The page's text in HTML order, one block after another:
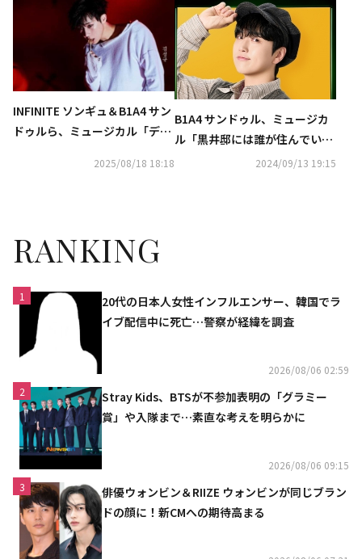
INFINITE ソンギュ＆B1A4 サン
ドゥルら、ミュージカル「デス
2025/08/18 18:18
B1A4 サンドゥル、ミュージカ
ル「黒井邸には誰が住んでいる
のか」の主人公に抜擢！
2024/09/13 19:15
RANKING
1
20代の日本人女性インフルエンサー、韓国でラ
イブ配信中に死亡…警察が経緯を調査
2026/08/06 02:59
2
Stray Kids、BTSが不参加表明の「グラミー
賞」や入隊まで…素直な考えを明らかに
2026/08/06 09:15
3
俳優ウォンビン＆RIIZE ウォンビンが同じブラン
ドの顔に！新CMへの期待高まる